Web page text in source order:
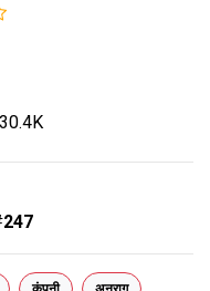
30.4K
247